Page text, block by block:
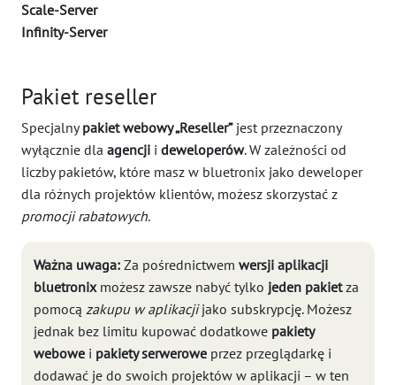
Scale-Server
Infinity-Server
Pakiet reseller
Specjalnypakiet webowy „Reseller”jest przeznaczony
wyłącznie dla agencji i deweloperów. W zależności od
liczby pakietów, które masz w bluetronix jako deweloper
dla różnych projektów klientów, możesz skorzystać z
promocji rabatowych.
Ważna uwaga: Za pośrednictwem wersji aplikacji
bluetronixmożesz zawsze nabyć tylko jeden pakietza
pomocą zakupu w aplikacjijako subskrypcję. Możesz
jednak bez limitu kupować dodatkowe pakiety
webowe i pakiety serwerowe przez przeglądarkę i
dodawać je do swoich projektów w aplikacji – w ten